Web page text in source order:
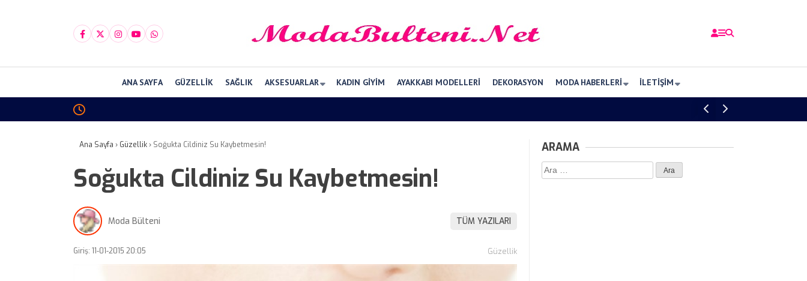
ANA SAYFA GÜZELLIK SAĞLIK AKSESUARLAR KADIN GIYIM AYAKKABI MODELLERI DEKORASYON MODA HABERLERI İLETIŞIM
Ana Sayfa › Güzellik› Soğukta Cildiniz Su Kaybetmesin!
Soğukta Cildiniz Su Kaybetmesin!
Moda Bülteni TÜM YAZILARI
Giriş: 11-01-2015 20:05 Güzellik
ARAMA
Arama: